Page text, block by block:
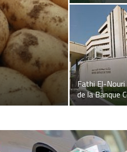
Fathi El-
de la Banque